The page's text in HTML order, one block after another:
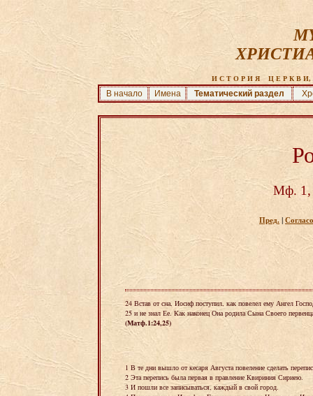
И С Т О Р И Я    Ц Е Р К В
В начало Имена Тематический раздел
Мф. 1,
Пред.
24 Встав от сна, Иосиф поступил, как повелел ему Ангел
25 и не знал Ее. Как наконец Она родила Сына Своего
(Матф.1:24,25)
1 В те дни вышло от кесаря Августа повеление сделать
2 Эта перепись была первая в правление Квириния Сириею.
3 И пошли все записываться, каждый в свой город.